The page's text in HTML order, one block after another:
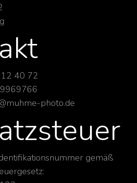
40 72
photo.de
gemäß